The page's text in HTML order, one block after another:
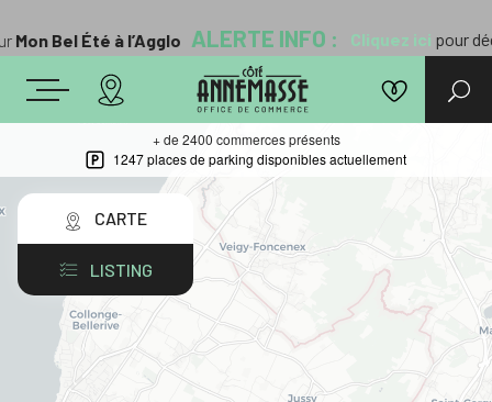
Mon Bel Été à l’Agglo ALERTE INFO : Cliquez icipour
CARTE
LISTING
+ de 2400 commerces présents
1247 places de parking disponibles actuellement